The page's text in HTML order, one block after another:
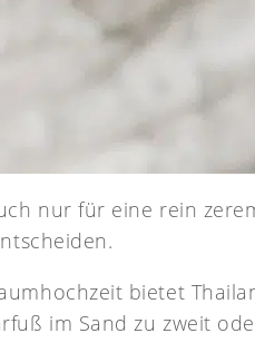
nur für eine rein
bietet
im Sand zu zweit